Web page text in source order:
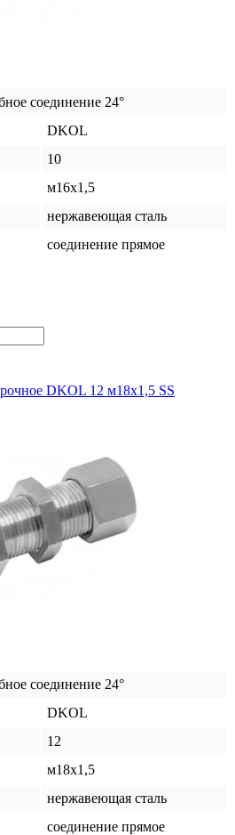
соединение 24°
DKOL
10
м16х1,5
нержавеющая сталь
соединение прямое
DKOL 12 м18х1,5 SS
соединение 24°
DKOL
12
м18х1,5
нержавеющая сталь
соединение прямое